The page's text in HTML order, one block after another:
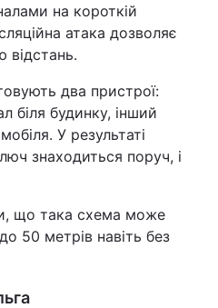
на короткій
атака дозволяє
два пристрої:
біля будинку, інший
У результаті
знаходиться поруч, і
що така схема може
50 метрів навіть без